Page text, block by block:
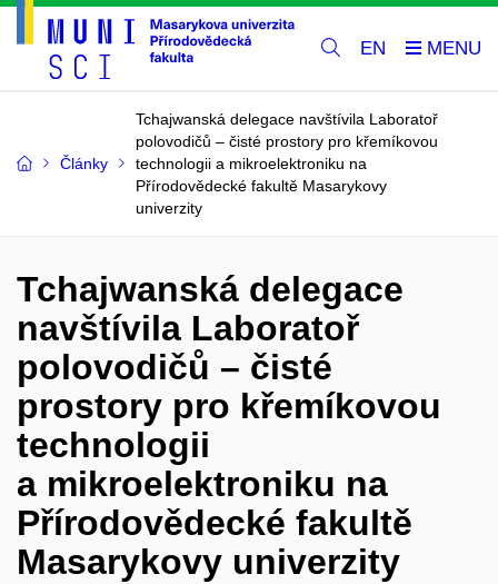
EN
Články
Tchajwanská delegace navštívila Laboratoř
polovodičů – čisté prostory pro křemíkovou
technologii a mikroelektroniku na
Přírodovědecké fakultě Masarykovy
univerzity
Tchajwanská delegace
navštívila Laboratoř
polovodičů – čisté
prostory pro křemíkovou
technologii
a mikroelektroniku na
Přírodovědecké fakultě
Masarykovy univerzity